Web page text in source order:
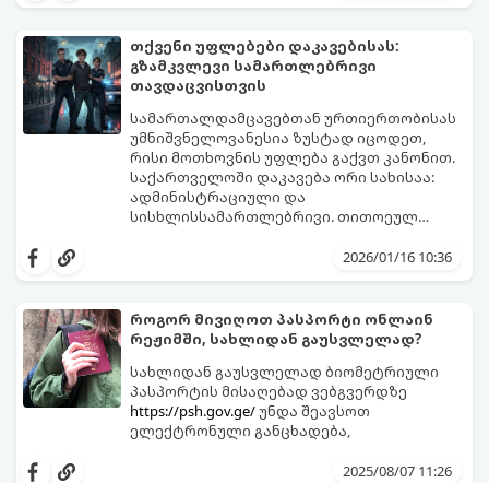
თქვენი უფლებები დაკავებისას:
გზამკვლევი სამართლებრივი
თავდაცვისთვის
სამართალდამცავებთან ურთიერთობისას
უმნიშვნელოვანესია ზუსტად იცოდეთ,
რისი მოთხოვნის უფლება გაქვთ კანონით.
საქართველოში დაკავება ორი სახისაა:
ადმინისტრაციული და
სისხლისსამართლებრივი. თითოეულ
2026/01/16 10:36
როგორ მივიღოთ პასპორტი ონლაინ
რეჟიმში, სახლიდან გაუსვლელად?
სახლიდან გაუსვლელად ბიომეტრიული
პასპორტის მისაღებად ვებგვერდზე
https://psh.gov.ge/უნდა შეავსოთ
ელექტრონული განცხადება,
2025/08/07 11:26